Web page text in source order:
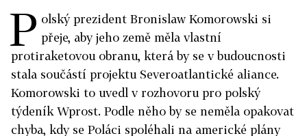
P olský prezident Bronislaw Komorowski si
přeje, aby jeho země měla vlastní
protiraketovou obranu, která by se v budoucnosti
stala součástí projektu Severoatlantické aliance.
Komorowski to uvedl v rozhovoru pro polský
týdeník Wprost. Podle něho by se neměla opakovat
chyba, kdy se Poláci spoléhali na americké plány